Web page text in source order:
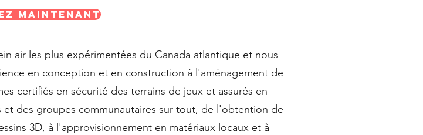
maintenant
air les plus expérimentées du Canada atlantique et nous
en conception et en construction à l'aménagement de
certifiés en sécurité des terrains de jeux et assurés en
et des groupes communautaires sur tout, de l'obtention de
3D, à l'approvisionnement en matériaux locaux et à